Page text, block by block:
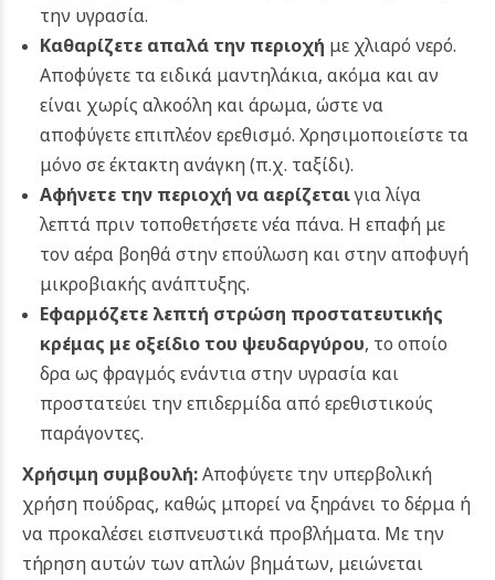
την υγρασία.
Καθαρίζετε απαλά την περιοχή με χλιαρό νερό.
Αποφύγετε τα ειδικά μαντηλάκια, ακόμα και αν
είναι χωρίς αλκοόλη και άρωμα, ώστε να
αποφύγετε επιπλέον ερεθισμό. Χρησιμοποιείστε τα
μόνο σε έκτακτη ανάγκη (π.χ. ταξίδι).
Αφήνετε την περιοχή να αερίζεταιγια λίγα
λεπτά πριν τοποθετήσετε νέα πάνα. Η επαφή με
τον αέρα βοηθά στην επούλωση και στην αποφυγή
μικροβιακής ανάπτυξης.
Εφαρμόζετε λεπτή στρώση προστατευτικής
κρέμας με οξείδιο του ψευδαργύρου, το οποίο
δρα ως φραγμός ενάντια στην υγρασία και
προστατεύει την επιδερμίδα από ερεθιστικούς
παράγοντες.
Χρήσιμη συμβουλή:Αποφύγετε την υπερβολική
χρήση πούδρας, καθώς μπορεί να ξηράνει το δέρμα ή
να προκαλέσει εισπνευστικά προβλήματα. Με την
τήρηση αυτών των απλών βημάτων, μειώνεται